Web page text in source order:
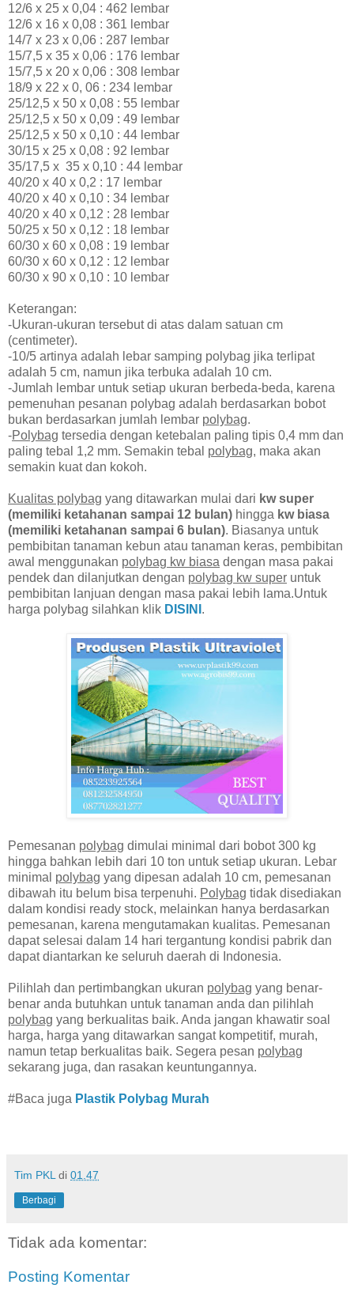
12/6 x 25 x 0,04 : 462 lembar
12/6 x 16 x 0,08 : 361 lembar
14/7 x 23 x 0,06 : 287 lembar
15/7,5 x 35 x 0,06 : 176 lembar
15/7,5 x 20 x 0,06 : 308 lembar
18/9 x 22 x 0, 06 : 234 lembar
25/12,5 x 50 x 0,08 : 55 lembar
25/12,5 x 50 x 0,09 : 49 lembar
25/12,5 x 50 x 0,10 : 44 lembar
30/15 x 25 x 0,08 : 92 lembar
35/17,5 x 35 x 0,10 : 44 lembar
40/20 x 40 x 0,2 : 17 lembar
40/20 x 40 x 0,10 : 34 lembar
40/20 x 40 x 0,12 : 28 lembar
50/25 x 50 x 0,12 : 18 lembar
60/30 x 60 x 0,08 : 19 lembar
60/30 x 60 x 0,12 : 12 lembar
60/30 x 90 x 0,10 : 10 lembar
Keterangan:
-Ukuran-ukuran tersebut di atas dalam satuan cm
(centimeter).
-10/5 artinya adalah lebar samping polybag jika terlipat
adalah 5 cm, namun jika terbuka adalah 10 cm.
-Jumlah lembar untuk setiap ukuran berbeda-beda, karena
pemenuhan pesanan polybag adalah berdasarkan bobot
bukan berdasarkan jumlah lembar polybag.
-Polybag tersedia dengan ketebalan paling tipis 0,4 mm dan
paling tebal 1,2 mm. Semakin tebal polybag, maka akan
semakin kuat dan kokoh.
Kualitas polybag yang ditawarkan mulai dari kw super
(memiliki ketahanan sampai 12 bulan) hingga kw biasa
(memiliki ketahanan sampai 6 bulan). Biasanya untuk
pembibitan tanaman kebun atau tanaman keras, pembibitan
awal menggunakan polybag kw biasa dengan masa pakai
pendek dan dilanjutkan dengan polybag kw super untuk
pembibitan lanjuan dengan masa pakai lebih lama.Untuk
harga polybag silahkan klik DISINI .
Pemesanan polybag dimulai minimal dari bobot 300 kg
hingga bahkan lebih dari 10 ton untuk setiap ukuran. Lebar
minimal polybag yang dipesan adalah 10 cm, pemesanan
dibawah itu belum bisa terpenuhi. Polybag tidak disediakan
dalam kondisi ready stock, melainkan hanya berdasarkan
pemesanan, karena mengutamakan kualitas. Pemesanan
dapat selesai dalam 14 hari tergantung kondisi pabrik dan
dapat diantarkan ke seluruh daerah di Indonesia.
Pilihlah dan pertimbangkan ukuran polybag yang benar-
benar anda butuhkan untuk tanaman anda dan pilihlah
polybag yang berkualitas baik. Anda jangan khawatir soal
harga, harga yang ditawarkan sangat kompetitif, murah,
namun tetap berkualitas baik. Segera pesan polybag
sekarang juga, dan rasakan keuntungannya.
#Baca juga Plastik Polybag Murah
Tim PKL di 01.47
Berbagi
Tidak ada komentar:
Posting Komentar